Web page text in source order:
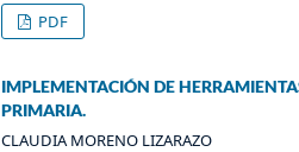
PDF
IMPLEMENTACIÓN DE
PRIMARIA.
CLAUDIA MORENO LIZARAZO